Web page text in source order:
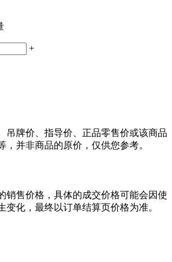
+
吊牌价、指导价、正品零售价或该商品
，并非商品的原价，仅供您参考。
销售价格，具体的成交价格可能会因使
变化，最终以订单结算页价格为准。